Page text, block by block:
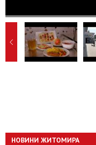
НОВИНИ ЖИТОМИРА